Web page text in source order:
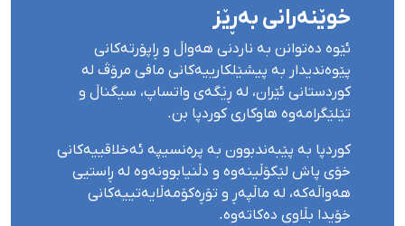
خوێنەرانی بەڕێز
ئێوە دەتوانن بە ناردنی هەواڵ و ڕاپۆرتەکانی
پێوەندیدار بە پیشێلکارییەکانی مافی مرۆڤ لە
کوردستانی ئێران، لە ڕێگەی واتساپ، سیگناڵ و
تێلێگرامەوە هاوکاری کوردپا بن.
کوردپا بە پێبەندبوون بە پرەنسیپە ئەخلاقییەکانی
خۆی پاش لێکۆڵینەوە و دڵنیابوونەوە لە ڕاستیی
هەواڵەکە، لە ماڵپەڕ و تۆڕەکۆمەڵایەتییەکانی
خۆیدا بڵاوی دەکاتەوە.